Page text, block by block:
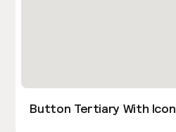
Button Tertiary With Icon